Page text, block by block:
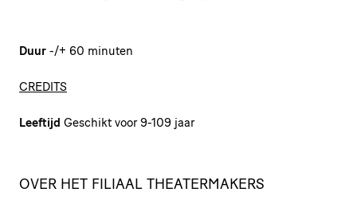
Duur -/+ 60 minuten
CREDITS
Leeftijd Geschikt voor 9-109 jaar
OVER HET FILIAAL THEATERMAKERS